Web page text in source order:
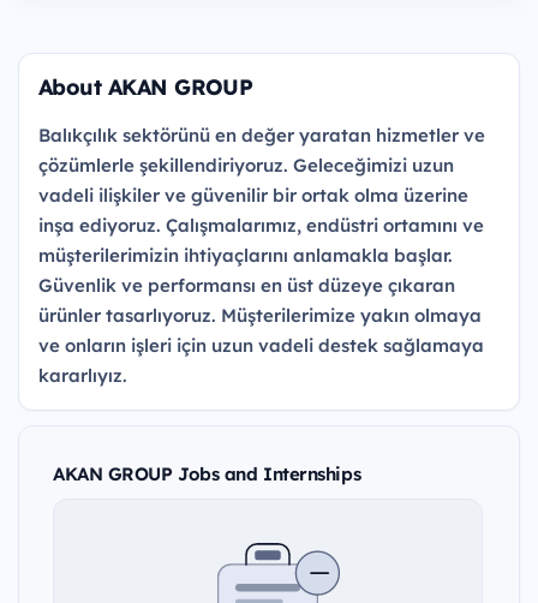
About AKAN GROUP
Balıkçılık sektörünü en değer yaratan hizmetler ve
çözümlerle şekillendiriyoruz. Geleceğimizi uzun
vadeli ilişkiler ve güvenilir bir ortak olma üzerine
inşa ediyoruz. Çalışmalarımız, endüstri ortamını ve
müşterilerimizin ihtiyaçlarını anlamakla başlar.
Güvenlik ve performansı en üst düzeye çıkaran
ürünler tasarlıyoruz. Müşterilerimize yakın olmaya
ve onların işleri için uzun vadeli destek sağlamaya
kararlıyız.
AKAN GROUP Jobs and Internships